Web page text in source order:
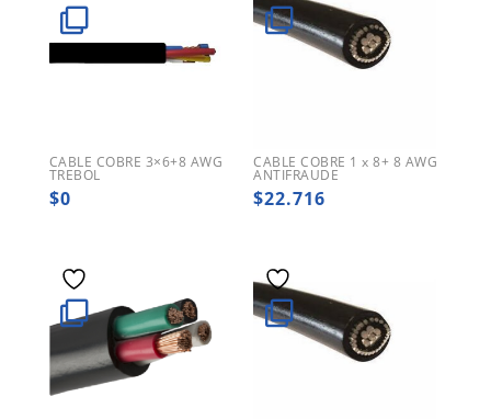
CABLE COBRE 3×6+8 AWG
TREBOL
$0
CABLE COBRE 1 x 8+ 8 AWG
ANTIFRAUDE
$22.716